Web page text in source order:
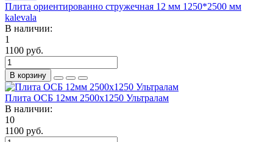
Плита ориентированно стружечная 12 мм 1250*2500 мм
kalevala
В наличии:
1
1100 руб.
В корзину
Плита ОСБ 12мм 2500х1250 Ультралам
В наличии:
10
1100 руб.